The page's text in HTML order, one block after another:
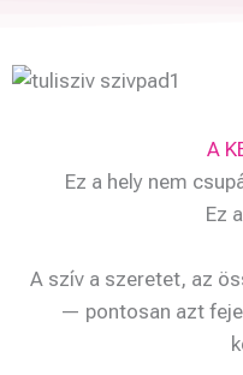
A
Ez a hely nem
Ez
A szív a szeretet, az
— pontosan azt